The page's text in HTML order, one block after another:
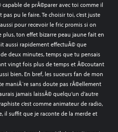
de prÃ©parer avec toi comme il
pu le faire. Te choisir toi, c’est juste
pour recevoir le fric promis si on
plus, ton effet bizarre peau jaune fait en
aussi rapidement effectuÃ© que
deux minutes, temps que tu pensais
vingt fois plus de temps et Ã©coutant
bien. En bref, les suceurs fan de mon
maniÃ¨re sans doute pas rÃ©ellement
jamais laissÃ© quelqu’un d’autre
c’est comme animateur de radio,
il suffit que je raconte de la merde et